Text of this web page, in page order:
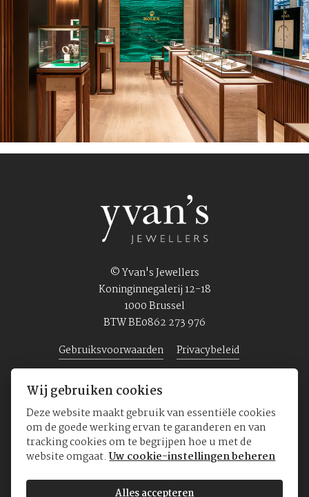
© Yvan's Jewellers
Koninginnegalerij 12-18
1000 Brussel
BTW BE0862 273 976
Gebruiksvoorwaarden
Privacybeleid
Home Juwelen Horloges Over ons
Wij gebruiken cookies
Deze website maakt gebruik van essentiële cookies
om de goede werking ervan te garanderen en van
tracking cookies om te begrijpen hoe u met de
website omgaat.Uw cookie-instellingen beheren
Alles accepteren